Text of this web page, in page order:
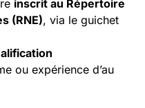
inscrit au Répertoire
(RNE), via le guichet
ou expérience d’au